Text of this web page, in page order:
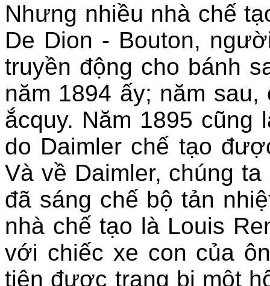
Nhưng nhiều nhà chế
De Dion - Bouton,
truyền động cho bánh
năm 1894 ấy; năm
ắcquy. Năm 1895 cũng
do Daimler chế tạo
Và về Daimler, chúng
đã sáng chế bộ tản
nhà chế tạo là Louis
với chiếc xe con của
tiên được trang bị một